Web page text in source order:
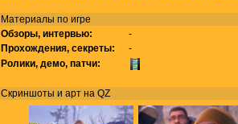
Материалы по игре
Обзоры, интервью:
-
Прохождения, секреты:
-
Ролики, демо, патчи:
Скриншоты и арт на QZ